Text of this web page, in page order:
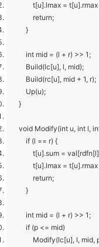
t[u].lmax = t[u].rmax =
return;
}
int mid = (l + r) >> 1;
Build(lc[u], l, mid);
Build(rc[u], mid + 1, r);
Up(u);
}
void Modify(int u, int l,
if (l == r) {
t[u].sum =
t[u].lmax = t[u].rmax =
return;
}
int mid = (l + r) >> 1;
if (p <= mid)
Modify(lc[u], l, mid,